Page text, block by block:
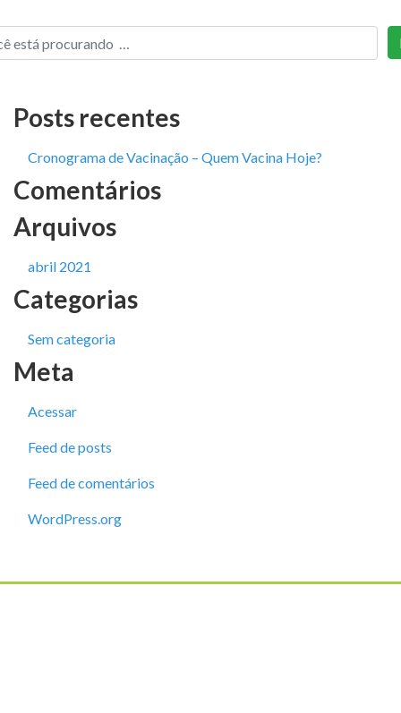
Posts recentes
Cronograma de Vacinação – Quem Vacina Hoje?
Comentários
Arquivos
abril 2021
Categorias
Sem categoria
Meta
Acessar
Feed de posts
Feed de comentários
WordPress.org